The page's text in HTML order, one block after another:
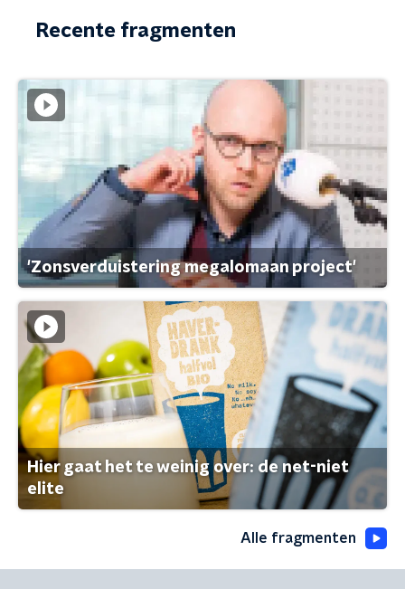
Recente fragmenten
'Zonsverduistering megalomaan project'
Hier gaat het te weinig over: de net-niet
elite
Alle fragmenten